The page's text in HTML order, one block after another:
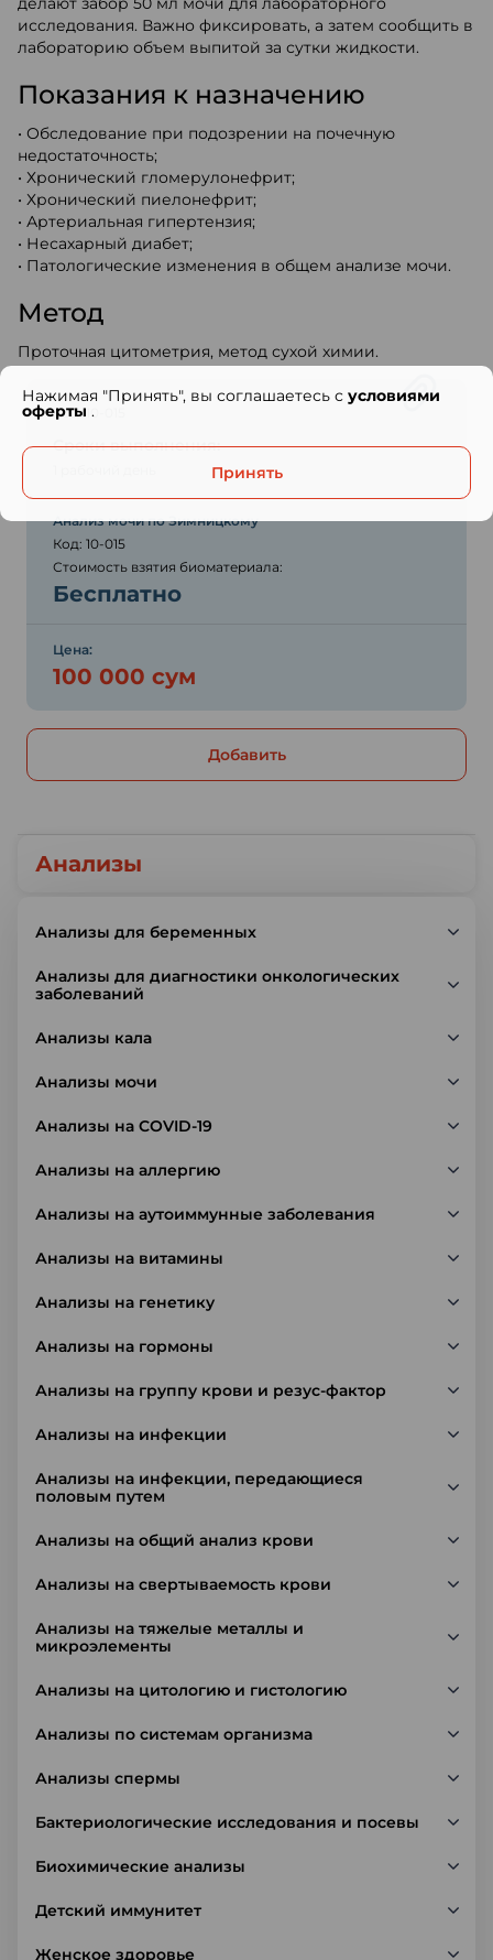
Анализы
Анализы для беременных
Анализы для диагностики онкологических
заболеваний
Анализы кала
Анализы мочи
Анализы на COVID-19
Анализы на аллергию
Анализы на аутоиммунные заболевания
Анализы на витамины
Анализы на генетику
Анализы на гормоны
Анализы на группу крови и резус-фактор
Анализы на инфекции
Анализы на инфекции, передающиеся
половым путем
Анализы на общий анализ крови
Анализы на свертываемость крови
Анализы на тяжелые металлы и
микроэлементы
Анализы на цитологию и гистологию
Анализы по системам организма
Анализы спермы
Бактериологические исследования и посевы
Биохимические анализы
Детский иммунитет
Женское здоровье
исследования. Важно фиксировать, а затем сообщить в
лабораторию объем выпитой за сутки жидкости.
Показания к назначению
• Обследование при подозрении на почечную
недостаточность;
• Хронический гломерулонефрит;
• Хронический пиелонефрит;
• Артериальная гипертензия;
• Несахарный диабет;
• Патологические изменения в общем анализе мочи.
Метод
Проточная цитометрия, метод сухой химии.
Код: 10-015
Сроки выполнения:
Анализ мочи по Зимницкому
Код: 10-015
Стоимость взятия биоматериала:
Бесплатно
Цена:
100 000 сум
Добавить
Нажимая "Принять", вы соглашаетесь с условиями
оферты .
Принять